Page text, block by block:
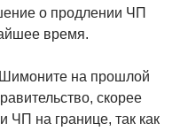
о продлении ЧП
время.
на прошлой
скорее
ЧП на границе, так как